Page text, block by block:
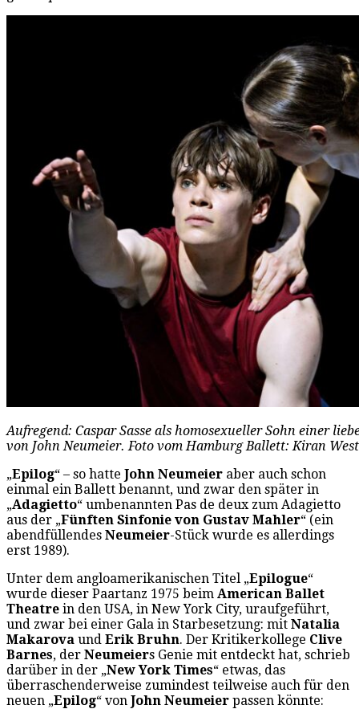
Aufregend: Caspar Sasse als homosexueller Sohn einer
von John Neumeier. Foto vom Hamburg Ballett: Kiran West
„Epilog“ – so hatte John Neumeier aber auch schon
einmal ein Ballett benannt, und zwar den später in
„Adagietto“ umbenannten Pas de deux zum Adagietto
aus der „Fünften Sinfonie von Gustav Mahler“ (ein
abendfüllendes Neumeier-Stück wurde es allerdings
erst 1989).
Unter dem angloamerikanischen Titel „Epilogue“
wurde dieser Paartanz 1975 beim American Ballet
Theatre in den USA, in New York City, uraufgeführt,
und zwar bei einer Gala in Starbesetzung: mit Natalia
Makarova und Erik Bruhn. Der Kritikerkollege Clive
Barnes, der Neumeiers Genie mit entdeckt hat, schrieb
darüber in der „New York Times“ etwas, das
überraschenderweise zumindest teilweise auch für den
neuen „Epilog“ von John Neumeier passen könnte: